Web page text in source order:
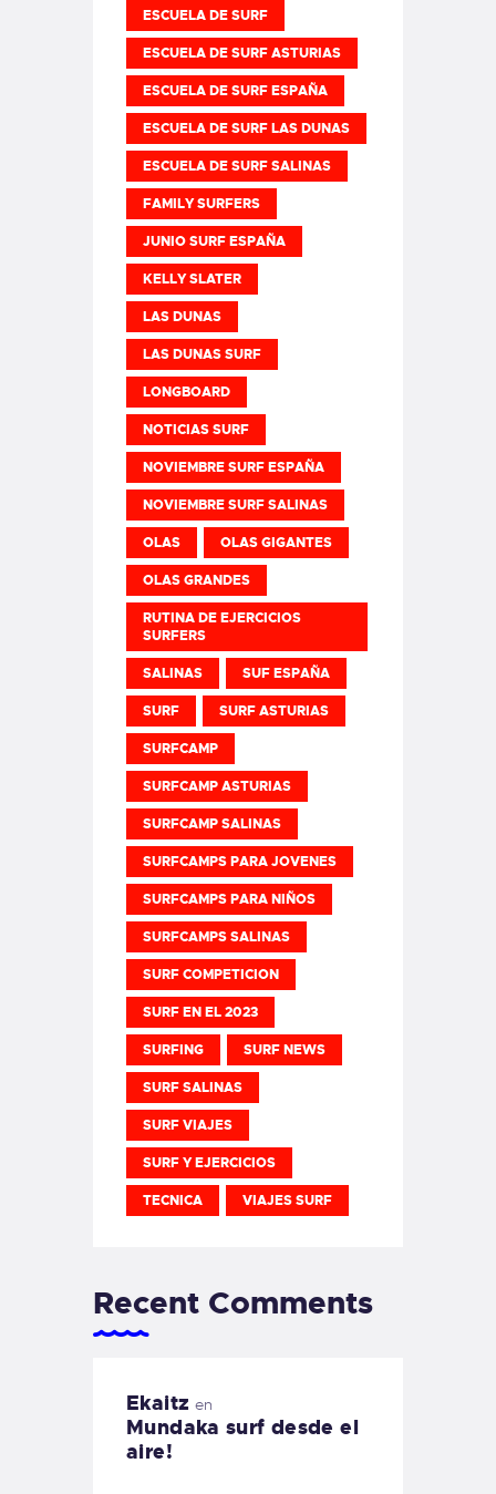
ESCUELA DE SURF
ESCUELA DE SURF ASTURIAS
ESCUELA DE SURF ESPAÑA
ESCUELA DE SURF LAS DUNAS
ESCUELA DE SURF SALINAS
FAMILY SURFERS
JUNIO SURF ESPAÑA
KELLY SLATER
LAS DUNAS
LAS DUNAS SURF
LONGBOARD
NOTICIAS SURF
NOVIEMBRE SURF ESPAÑA
NOVIEMBRE SURF SALINAS
OLAS OLAS GIGANTES
OLAS GRANDES
RUTINA DE EJERCICIOS
SURFERS
SALINAS SUF ESPAÑA
SURF SURF ASTURIAS
SURFCAMP
SURFCAMP ASTURIAS
SURFCAMP SALINAS
SURFCAMPS PARA JOVENES
SURFCAMPS PARA NIÑOS
SURFCAMPS SALINAS
SURF COMPETICION
SURF EN EL 2023
SURFING SURF NEWS
SURF SALINAS
SURF VIAJES
SURF Y EJERCICIOS
TECNICA VIAJES SURF
Recent Comments
Ekaitz en
Mundaka surf desde el
aire!